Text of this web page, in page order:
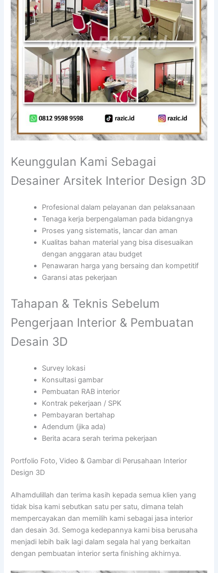
Keunggulan Kami Sebagai
Desainer Arsitek Interior Design 3D
Profesional dalam pelayanan dan pelaksanaan
Tenaga kerja berpengalaman pada bidangnya
Proses yang sistematis, lancar dan aman
Kualitas bahan material yang bisa disesuaikan
dengan anggaran atau budget
Penawaran harga yang bersaing dan kompetitif
Garansi atas pekerjaan
Tahapan & Teknis Sebelum
Pengerjaan Interior & Pembuatan
Desain 3D
Survey lokasi
Konsultasi gambar
Pembuatan RAB interior
Kontrak pekerjaan / SPK
Pembayaran bertahap
Adendum (jika ada)
Berita acara serah terima pekerjaan
Portfolio Foto, Video & Gambar di Perusahaan Interior
Design 3D
Alhamdulillah dan terima kasih kepada semua klien yang
tidak bisa kami sebutkan satu per satu, dimana telah
mempercayakan dan memilih kami sebagai jasa interior
dan desain 3d. Semoga kedepannya kami bisa berusaha
menjadi lebih baik lagi dalam segala hal yang berkaitan
dengan pembuatan interior serta finishing akhirnya.